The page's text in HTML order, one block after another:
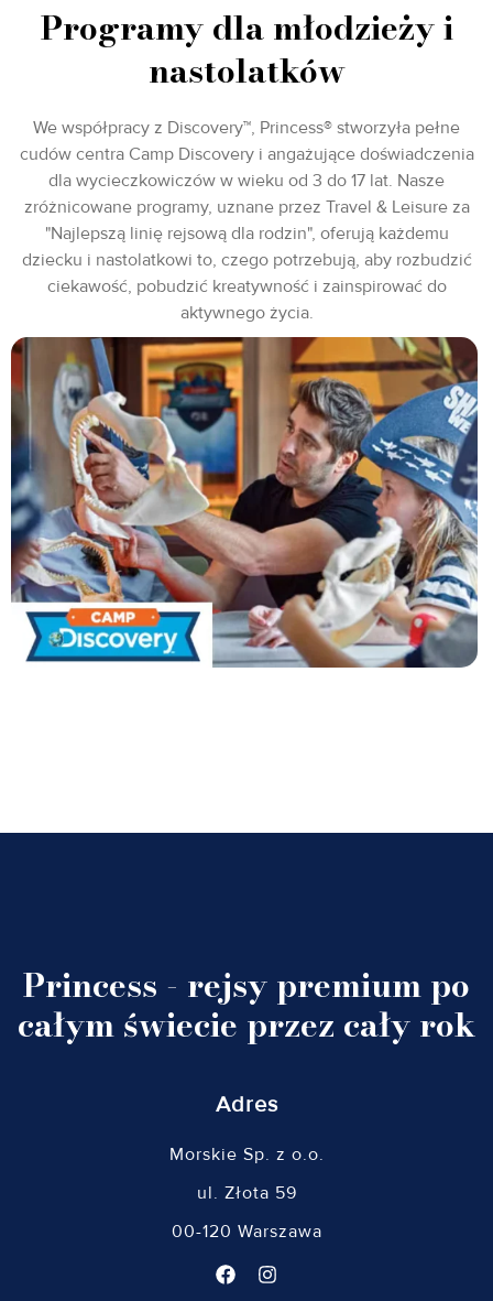
Programy dla młodzieży i
nastolatków
We współpracy z Discovery™, Princess® stworzyła pełne
cudów centra Camp Discovery i angażujące doświadczenia
dla wycieczkowiczów w wieku od 3 do 17 lat. Nasze
zróżnicowane programy, uznane przez Travel & Leisure za
"Najlepszą linię rejsową dla rodzin", oferują każdemu
dziecku i nastolatkowi to, czego potrzebują, aby rozbudzić
ciekawość, pobudzić kreatywność i zainspirować do
aktywnego życia.
Princess - rejsy premium po
całym świecie przez cały rok
Adres
Morskie Sp. z o.o.
ul. Złota 59
00-120 Warszawa